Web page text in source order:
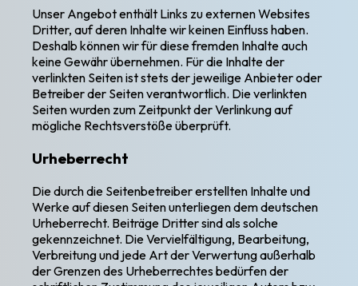
Unser Angebot enthält Links zu externen Websites
Dritter, auf deren Inhalte wir keinen Einfluss haben.
Deshalb können wir für diese fremden Inhalte auch
keine Gewähr übernehmen. Für die Inhalte der
verlinkten Seiten ist stets der jeweilige Anbieter oder
Betreiber der Seiten verantwortlich. Die verlinkten
Seiten wurden zum Zeitpunkt der Verlinkung auf
mögliche Rechtsverstöße überprüft.
Urheberrecht
Die durch die Seitenbetreiber erstellten Inhalte und
Werke auf diesen Seiten unterliegen dem deutschen
Urheberrecht. Beiträge Dritter sind als solche
gekennzeichnet. Die Vervielfältigung, Bearbeitung,
Verbreitung und jede Art der Verwertung außerhalb
der Grenzen des Urheberrechtes bedürfen der